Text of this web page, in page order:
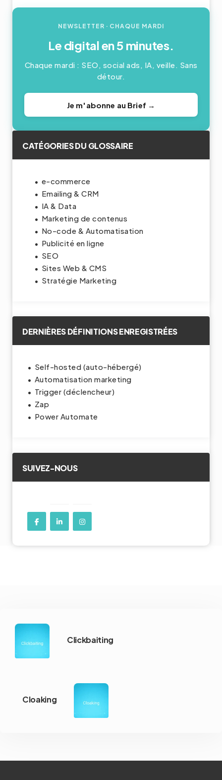
NEWSLETTER · CHAQUE MARDI
Le digital en 5 minutes.
Chaque mardi : SEO, social ads, IA, veille. Sans
détour.
Je m'abonne au Brief →
CATÉGORIES DU GLOSSAIRE
e-commerce
Emailing & CRM
IA & Data
Marketing de contenus
No-code & Automatisation
Publicité en ligne
SEO
Sites Web & CMS
Stratégie Marketing
DERNIÈRES DÉFINITIONS ENREGISTRÉES
Self-hosted (auto-hébergé)
Automatisation marketing
Trigger (déclencheur)
Zap
Power Automate
SUIVEZ-NOUS
Clickbaiting
Cloaking